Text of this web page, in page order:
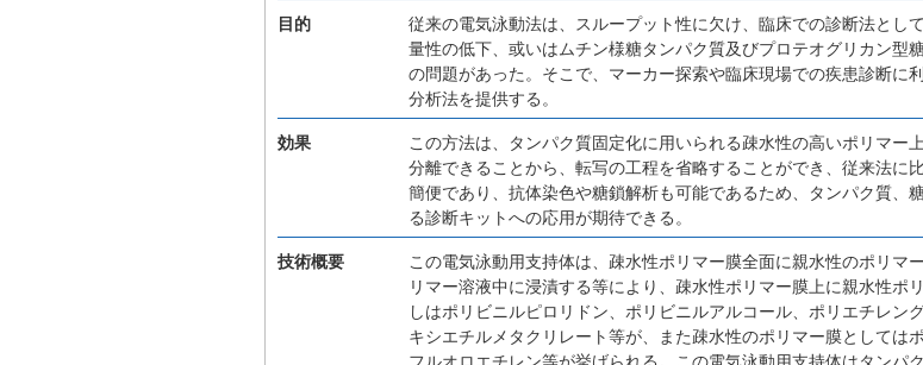
目的
従来の電気泳動法は、スループット性に欠け、臨床での診断法とし
量性の低下、或いはムチン様糖タンパク質及びプロテオグリカン型
の問題があった。そこで、マーカー探索や臨床現場での疾患診断に
分析法を提供する。
効果
この方法は、タンパク質固定化に用いられる疎水性の高いポリマー
分離できることから、転写の工程を省略することができ、従来法に
簡便であり、抗体染色や糖鎖解析も可能であるため、タンパク質、
る診断キットへの応用が期待できる。
技術概要
この電気泳動用支持体は、疎水性ポリマー膜全面に親水性のポリマ
リマー溶液中に浸漬する等により、疎水性ポリマー膜上に親水性ポ
しはポリビニルピロリドン、ポリビニルアルコール、ポリエチレン
キシエチルメタクリレート等が、また疎水性のポリマー膜としては